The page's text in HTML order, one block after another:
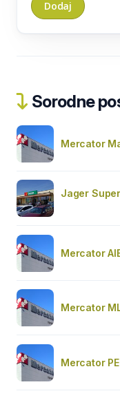
Sorodne
Mercator
Jager
Mercator
Mercator
Mercator